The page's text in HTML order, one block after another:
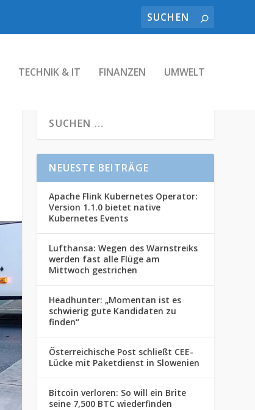
TECHNIK & IT FINANZEN UMWELT
NEUESTE BEITRÄGE
Apache Flink Kubernetes Operator:
Version 1.1.0 bietet native
Kubernetes Events
Lufthansa: Wegen des Warnstreiks
werden fast alle Flüge am
Mittwoch gestrichen
Headhunter: „Momentan ist es
schwierig gute Kandidaten zu
finden“
Österreichische Post schließt CEE-
Lücke mit Paketdienst in Slowenien
Bitcoin verloren: So will ein Brite
seine 7,500 BTC wiederfinden